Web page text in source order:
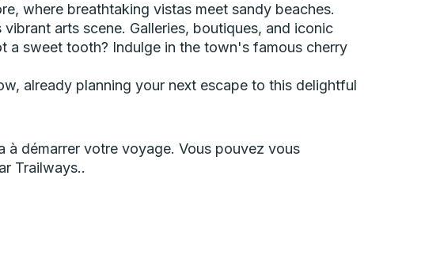
where breathtaking vistas meet sandy beaches.
arts scene. Galleries, boutiques, and iconic
a sweet tooth? Indulge in the town's famous cherry
already planning your next escape to this delightful
à démarrer votre voyage. Vous pouvez vous
Trailways..
gare routière